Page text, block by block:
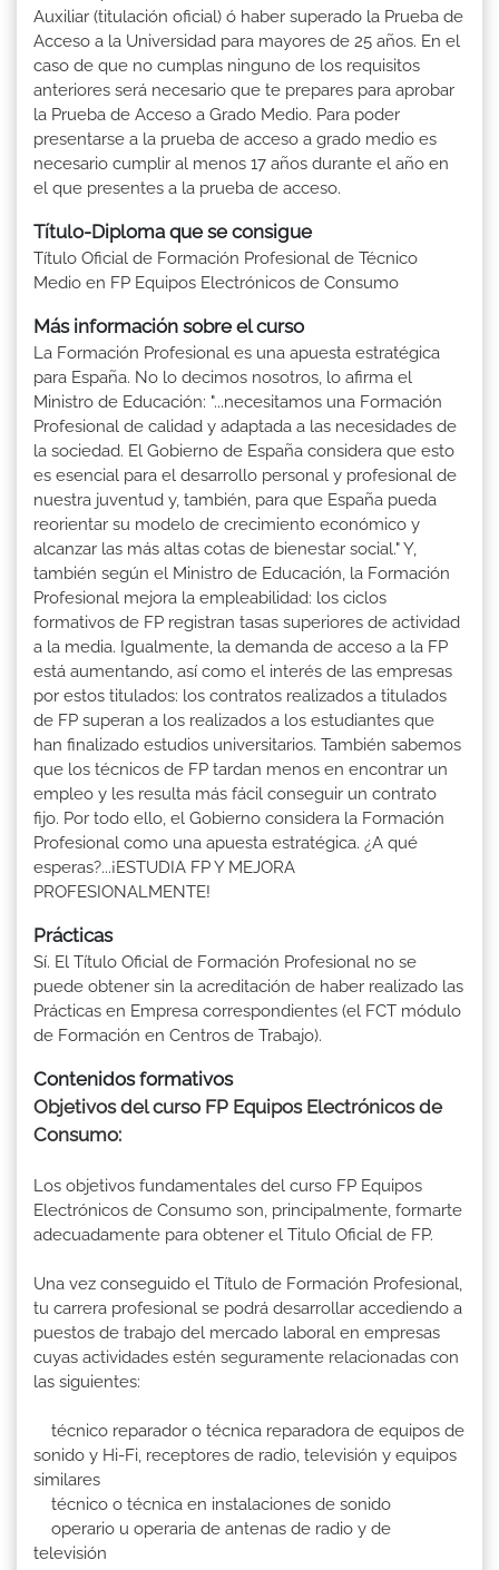
Auxiliar (titulación oficial) ó haber superado la Prueba de
Acceso a la Universidad para mayores de 25 años. En el
caso de que no cumplas ninguno de los requisitos
anteriores será necesario que te prepares para aprobar
la Prueba de Acceso a Grado Medio. Para poder
presentarse a la prueba de acceso a grado medio es
necesario cumplir al menos 17 años durante el año en
el que presentes a la prueba de acceso.
Título-Diploma que se consigue
Título Oficial de Formación Profesional de Técnico
Medio en FP Equipos Electrónicos de Consumo
Más información sobre el curso
La Formación Profesional es una apuesta estratégica
para España. No lo decimos nosotros, lo afirma el
Ministro de Educación: "...necesitamos una Formación
Profesional de calidad y adaptada a las necesidades de
la sociedad. El Gobierno de España considera que esto
es esencial para el desarrollo personal y profesional de
nuestra juventud y, también, para que España pueda
reorientar su modelo de crecimiento económico y
alcanzar las más altas cotas de bienestar social." Y,
también según el Ministro de Educación, la Formación
Profesional mejora la empleabilidad: los ciclos
formativos de FP registran tasas superiores de actividad
a la media. Igualmente, la demanda de acceso a la FP
está aumentando, así como el interés de las empresas
por estos titulados: los contratos realizados a titulados
de FP superan a los realizados a los estudiantes que
han finalizado estudios universitarios. También sabemos
que los técnicos de FP tardan menos en encontrar un
empleo y les resulta más fácil conseguir un contrato
fijo. Por todo ello, el Gobierno considera la Formación
Profesional como una apuesta estratégica. ¿A qué
esperas?...¡ESTUDIA FP Y MEJORA
PROFESIONALMENTE!
Prácticas
Sí. El Título Oficial de Formación Profesional no se
puede obtener sin la acreditación de haber realizado las
Prácticas en Empresa correspondientes (el FCT módulo
de Formación en Centros de Trabajo).
Contenidos formativos
Objetivos del curso FP Equipos Electrónicos de
Consumo:
Los objetivos fundamentales del curso FP Equipos
Electrónicos de Consumo son, principalmente, formarte
adecuadamente para obtener el Titulo Oficial de FP.
Una vez conseguido el Título de Formación Profesional,
tu carrera profesional se podrá desarrollar accediendo a
puestos de trabajo del mercado laboral en empresas
cuyas actividades estén seguramente relacionadas con
las siguientes:
técnico reparador o técnica reparadora de equipos de
sonido y Hi-Fi, receptores de radio, televisión y equipos
similares
técnico o técnica en instalaciones de sonido
operario u operaria de antenas de radio y de
televisión